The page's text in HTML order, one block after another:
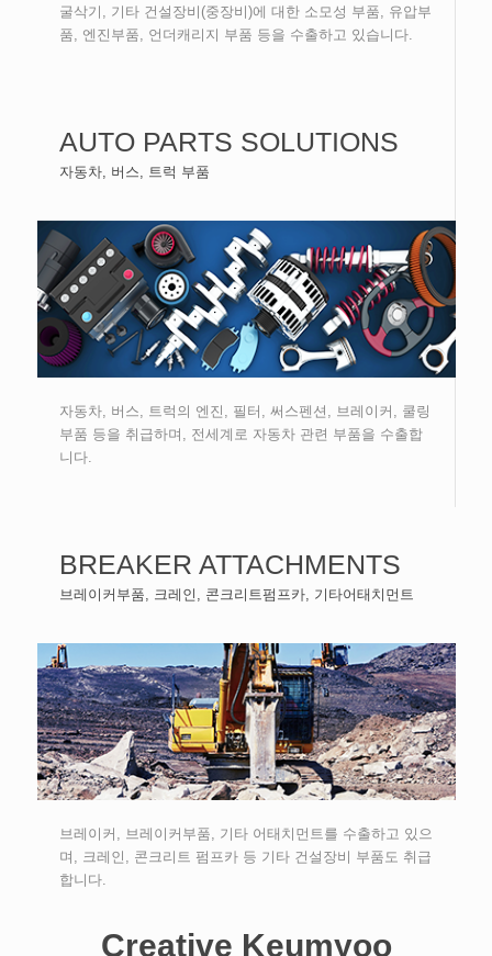
굴삭기, 기타 건설장비(중장비)에 대한 소모성 부품, 유압부
품, 엔진부품, 언더캐리지 부품 등을 수출하고 있습니다.
AUTO PARTS SOLUTIONS
자동차, 버스, 트럭 부품
자동차, 버스, 트럭의 엔진, 필터, 써스펜션, 브레이커, 쿨링
부품 등을 취급하며, 전세계로 자동차 관련 부품을 수출합
니다.
BREAKER ATTACHMENTS
브레이커부품, 크레인, 콘크리트펌프카, 기타어태치먼트
브레이커, 브레이커부품, 기타 어태치먼트를 수출하고 있으
며, 크레인, 콘크리트 펌프카 등 기타 건설장비 부품도 취급
합니다.
Creative Keumyoo